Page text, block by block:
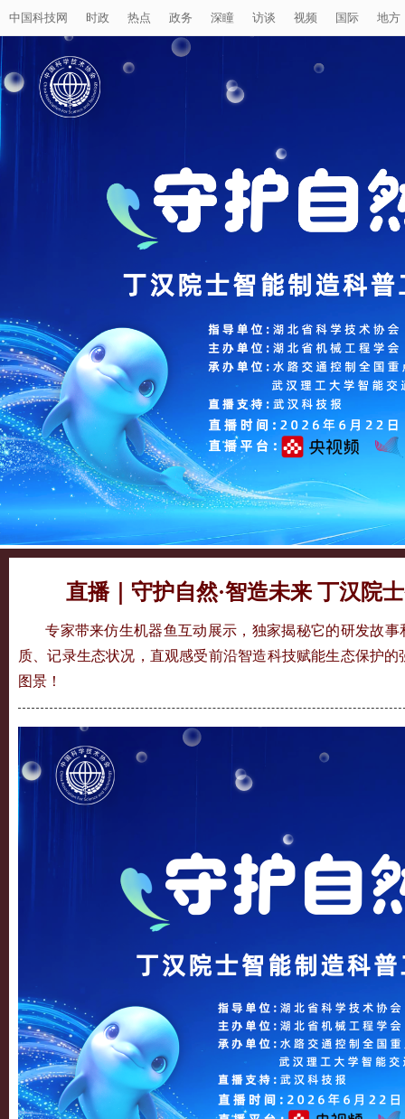
中国科技网 时政 热点 政务 深瞳 访谈 视频 国际 地方
直播｜守护自然·智造未来 丁汉院
专家带来仿生机器鱼互动展示，独家揭秘它的研发故事
质、记录生态状况，直观感受前沿智造科技赋能生态保护
图景！